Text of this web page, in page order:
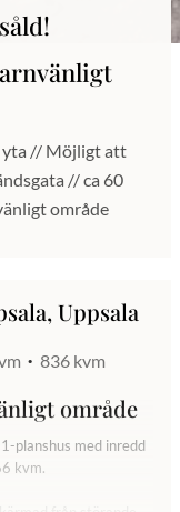
yta // Möjligt att
// ca 60
område
Uppsala
836 kvm
område
planshus med inredd
kvm.